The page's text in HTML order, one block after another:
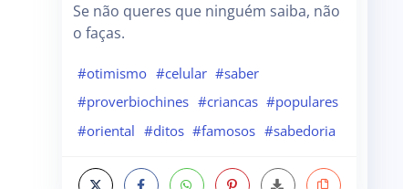
Se não queres que ninguém saiba, não
o faças.
#otimismo #celular #saber
#proverbiochines #criancas #populares
#oriental #ditos #famosos #sabedoria